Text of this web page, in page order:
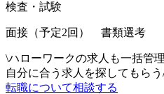
検査・試験
面接（予定2回） 書類選考
\ハローワークの求人も一括管理
自分に合う求人を探してもらう
転職について相談する